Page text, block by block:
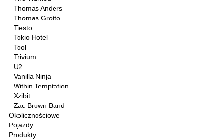
Thomas Anders
Thomas Grotto
Tiesto
Tokio Hotel
Tool
Trivium
U2
Vanilla Ninja
Within Temptation
Xzibit
Zac Brown Band
Okolicznościowe
Pojazdy
Produkty